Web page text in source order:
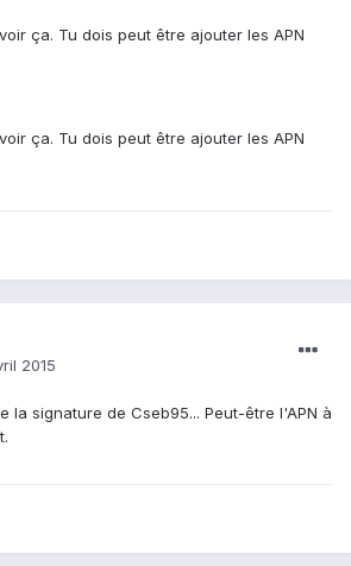
ça. Tu dois peut être ajouter les APN
ça. Tu dois peut être ajouter les APN
2015
la signature de Cseb95... Peut-être l'APN à